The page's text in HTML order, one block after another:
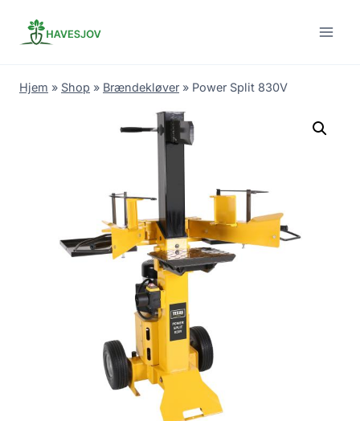
Hjem » Shop » Brændekløver » Power Split 830V